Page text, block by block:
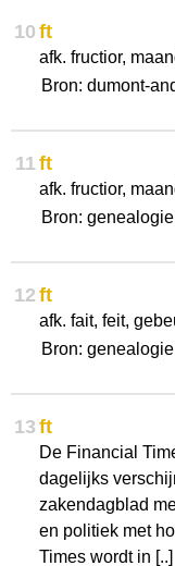
10 ft
afk. fructior,
Bron: dumont-
11ft
afk. fructior,
Bron:
12 ft
afk. fait, feit,
Bron:
13 ft
De Financial
dagelijks
zakendagblad
en politiek met
Times wordt in [..]